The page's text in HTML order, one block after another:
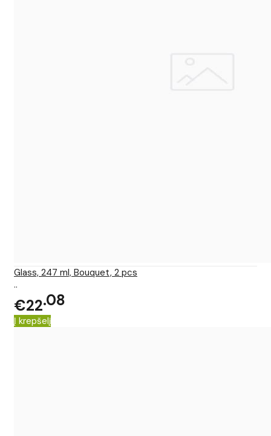
Glass, 247 ml, Bouquet, 2 pcs
..
€22 08
Į krepšelį